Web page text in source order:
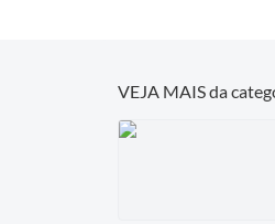
VEJA MAIS da